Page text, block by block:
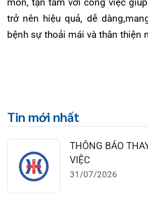
24/07/2026
TỔNG QUAN VỀ BỆNH LÝ